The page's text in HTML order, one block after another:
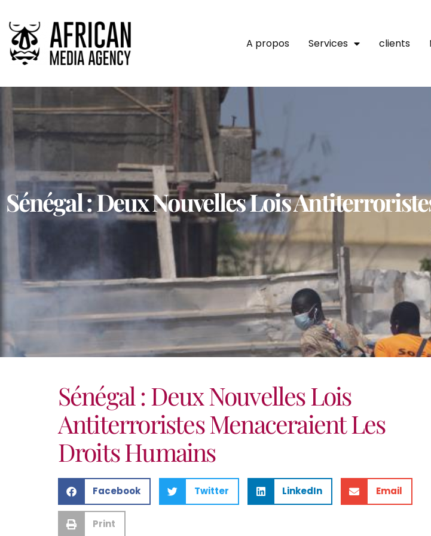
A propos Services clients
Sénégal : Deux Nouvelles Lois
Sénégal : Deux Nouvelles Lois
Antiterroristes Menaceraient Les
Droits Humains
Facebook Twitter LinkedIn Email
Print